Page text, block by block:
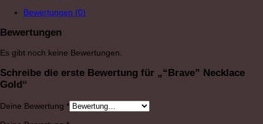
Bewertungen (0)
Bewertungen
Es gibt noch keine Bewertungen.
Schreibe die erste Bewertung für „“Brave” Necklace
Gold“
Deine Bewertung *